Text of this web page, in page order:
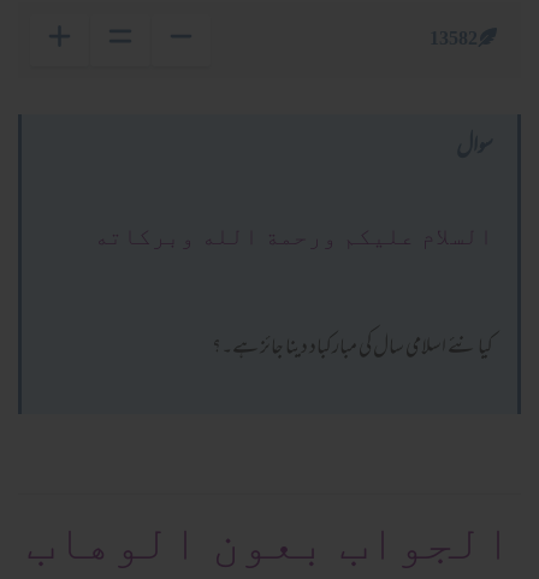
السلام عليكم ورحمة الله وبركاته
کیا نئے اسلامی سال کی مبارکباد دینا جائز ہے۔؟
الجواب بعون الوهاب